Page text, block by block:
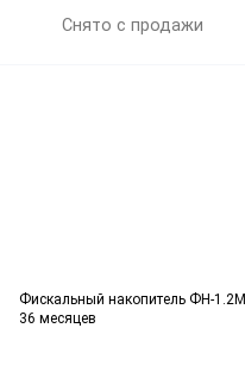
Снято с продажи
Фискальный накопитель ФН-1.2М
36 месяцев